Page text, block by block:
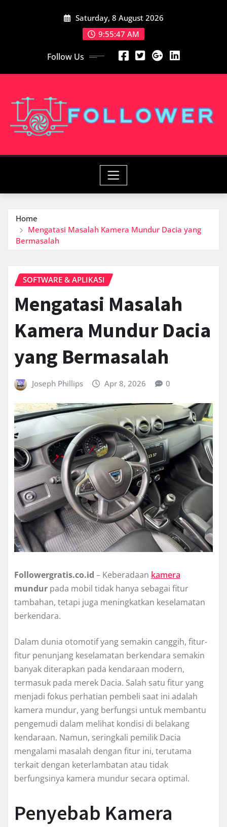
Saturday, 8 August 2026
9:55:49 AM
Follow Us
Home
Mengatasi Masalah Kamera Mundur Dacia yang
Bermasalah
SOFTWARE & APLIKASI
Mengatasi Masalah
Kamera Mundur Dacia
yang Bermasalah
Joseph Phillips Apr 8, 2026 0
Followergratis.co.id – Keberadaan kamera
mundur pada mobil tidak hanya sebagai fitur
tambahan, tetapi juga meningkatkan keselamatan
berkendara.
Dalam dunia otomotif yang semakin canggih, fitur-
fitur penunjang keselamatan berkendara semakin
banyak diterapkan pada kendaraan modern,
termasuk pada merek Dacia. Salah satu fitur yang
menjadi fokus perhatian pembeli saat ini adalah
kamera mundur, yang berfungsi untuk membantu
pengemudi dalam melihat kondisi di belakang
kendaraan. Namun, seringkali pemilik Dacia
mengalami masalah dengan fitur ini, terutama
terkait dengan keterlambatan atau tidak
berfungsinya kamera mundur secara optimal.
Penyebab Kamera